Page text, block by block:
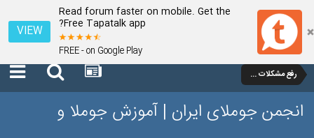
Read forum faster on mobile. Get the
Free Tapatalk app?
FREE - on Google Play
VIEW
رفع مشکلات و سوالات عمومی جوملا 3 تا 3.9
انجمن جوملای ایران | آموزش جوملا و